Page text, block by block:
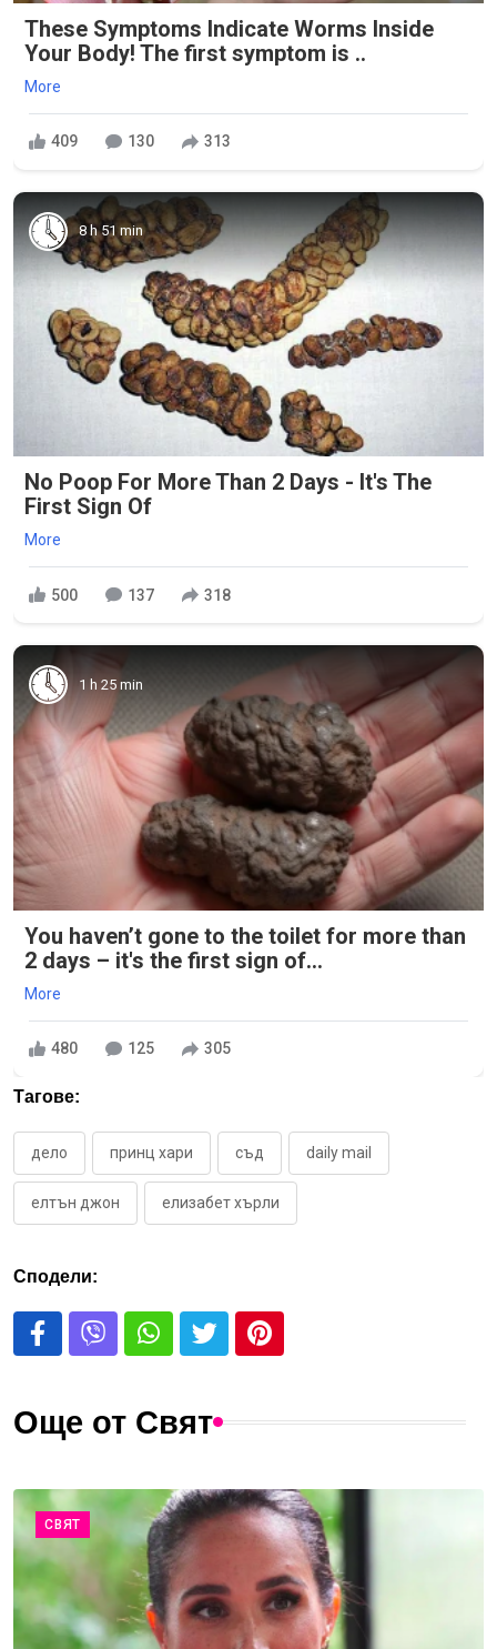
These Symptoms Indicate Worms Inside
Your Body! The first symptom is ..
More
409 130 313
8 h 51 min
No Poop For More Than 2 Days - It's The
First Sign Of
More
500 137 318
1 h 25 min
You haven’t gone to the toilet for more than
2 days – it's the first sign of...
More
480 125 305
Тагове:
дело принц хари съд daily mail
елтън джон елизабет хърли
Сподели:
Още от Свят
СВЯТ